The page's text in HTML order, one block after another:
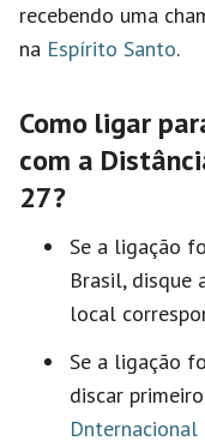
recebendo uma
na Espírito Santo.
Como ligar
com a
27?
Se a ligação
Brasil, disque
local
Se a ligação
discar